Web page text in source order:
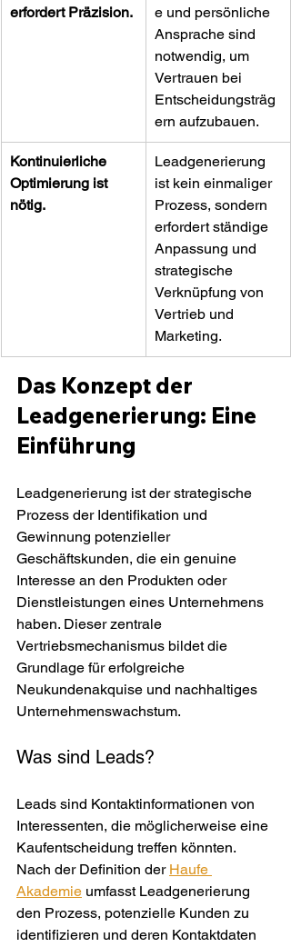
erfordert Präzision.
e und persönliche
Ansprache sind
notwendig, um
Vertrauen bei
Entscheidungsträg
ern aufzubauen.
Kontinuierliche
Optimierung ist
nötig.
Leadgenerierung
ist kein einmaliger
Prozess, sondern
erfordert ständige
Anpassung und
strategische
Verknüpfung von
Vertrieb und
Marketing.
Das Konzept der
Leadgenerierung: Eine
Einführung
Leadgenerierung ist der strategische
Prozess der Identifikation und
Gewinnung potenzieller
Geschäftskunden, die ein genuine
Interesse an den Produkten oder
Dienstleistungen eines Unternehmens
haben. Dieser zentrale
Vertriebsmechanismus bildet die
Grundlage für erfolgreiche
Neukundenakquise und nachhaltiges
Unternehmenswachstum.
Was sind Leads?
Leads sind Kontaktinformationen von
Interessenten, die möglicherweise eine
Kaufentscheidung treffen könnten.
Nach der Definition der Haufe
Akademie umfasst Leadgenerierung
den Prozess, potenzielle Kunden zu
identifizieren und deren Kontaktdaten